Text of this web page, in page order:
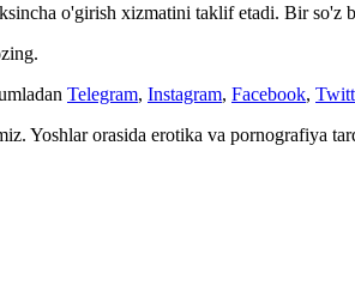
o'girish xizmatini taklif etadi. Bir so'z
Telegram, Instagram, Facebook,
Yoshlar orasida erotika va pornografiya